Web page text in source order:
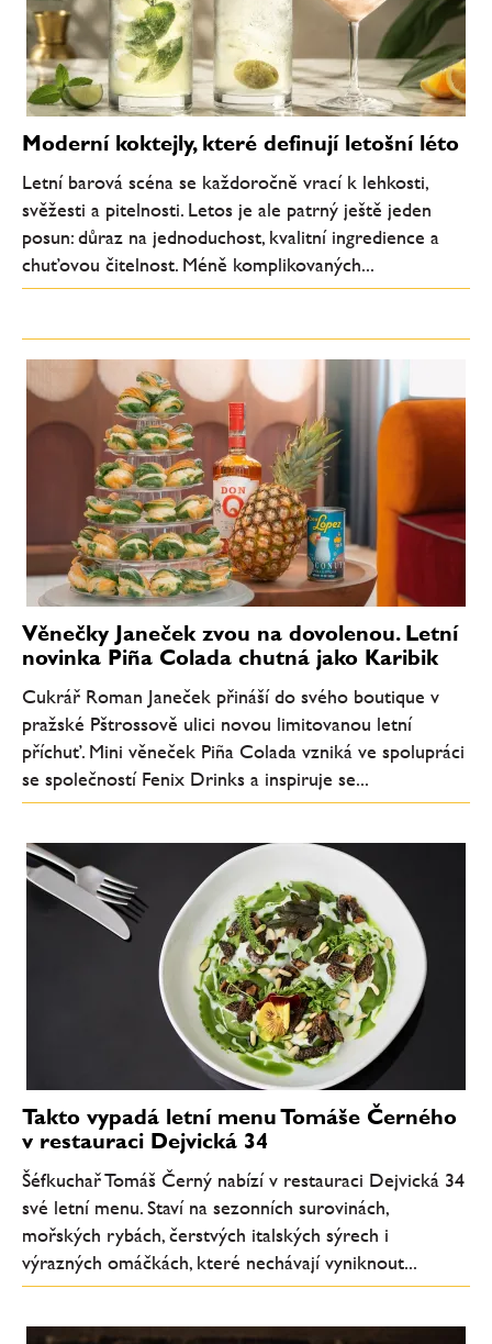
Moderní koktejly, které definují letošní léto
Letní barová scéna se každoročně vrací k lehkosti,
svěžesti a pitelnosti. Letos je ale patrný ještě jeden
posun: důraz na jednoduchost, kvalitní ingredience a
chuťovou čitelnost. Méně komplikovaných...
Věnečky Janeček zvou na dovolenou. Letní
novinka Piña Colada chutná jako Karibik
Cukrář Roman Janeček přináší do svého boutique v
pražské Pštrossově ulici novou limitovanou letní
příchuť. Mini věneček Piña Colada vzniká ve spolupráci
se společností Fenix Drinks a inspiruje se...
Takto vypadá letní menu Tomáše Černého
v restauraci Dejvická 34
Šéfkuchař Tomáš Černý nabízí v restauraci Dejvická 34
své letní menu. Staví na sezonních surovinách,
mořských rybách, čerstvých italských sýrech i
výrazných omáčkách, které nechávají vyniknout...